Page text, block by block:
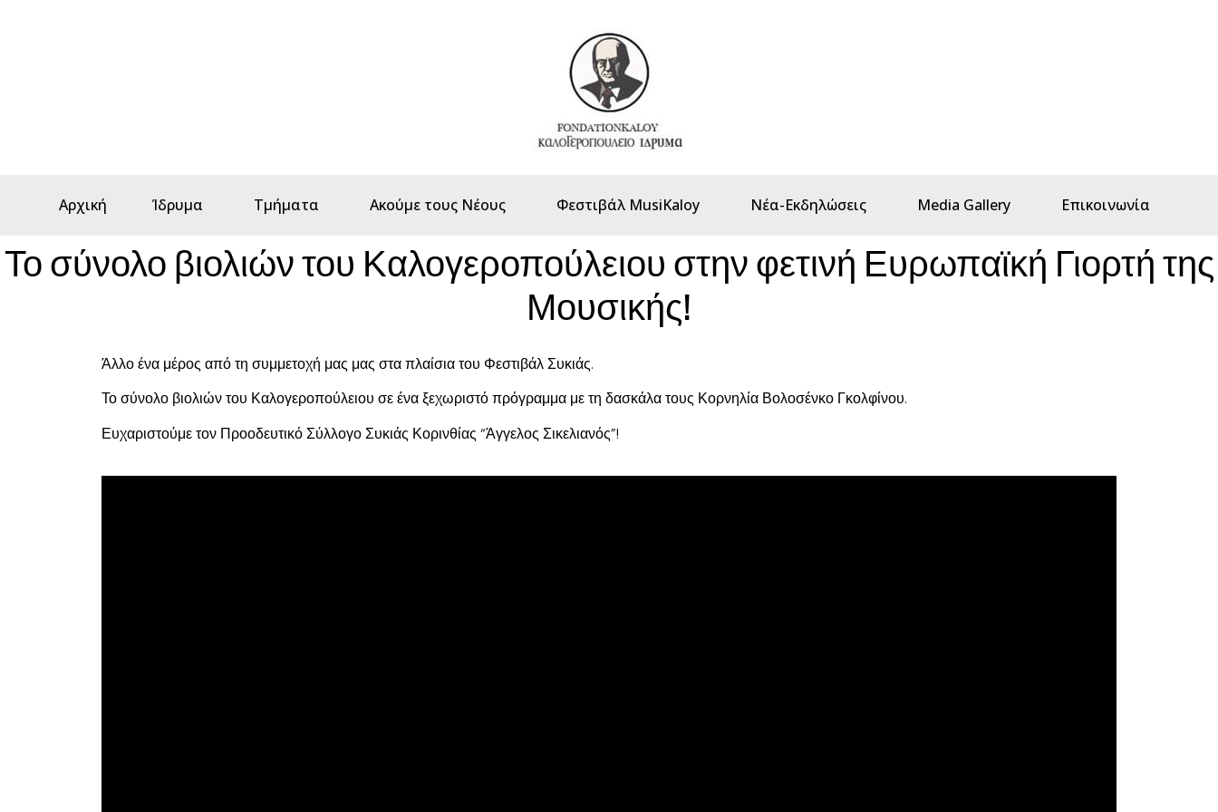
Αρχική Ίδρυμα Τμήματα Ακούμε τους Νέους Φεστιβάλ MusiKaloy Νέα-Εκδηλώσεις Media Gallery Επικοινωνία
Το σύνολο βιολιών του Καλογεροπούλειου στην φετινή Ευρωπαϊκή Γιορτή της
Μουσικής!
Άλλο ένα μέρος από τη συμμετοχή μας μας στα πλαίσια του Φεστιβάλ Συκιάς.
Το σύνολο βιολιών του Καλογεροπούλειου σε ένα ξεχωριστό πρόγραμμα με τη δασκάλα τους Κορνηλία Βολοσένκο Γκολφίνου.
Ευχαριστούμε τον Προοδευτικό Σύλλογο Συκιάς Κορινθίας “Άγγελος Σικελιανός”!